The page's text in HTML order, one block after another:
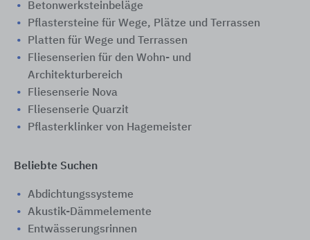
Betonwerksteinbeläge
Pflastersteine für Wege, Plätze und Terrassen
Platten für Wege und Terrassen
Fliesenserien für den Wohn- und
Architekturbereich
Fliesenserie Nova
Fliesenserie Quarzit
Pflasterklinker von Hagemeister
Beliebte Suchen
Abdichtungssysteme
Akustik-Dämmelemente
Entwässerungsrinnen